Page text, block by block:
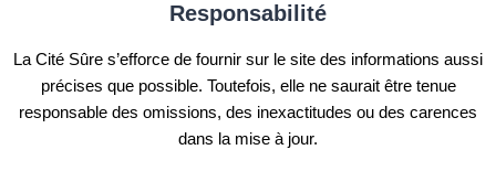
Responsabilité
La Cité Sûre s’efforce de fournir sur le site des informations aussi
précises que possible. Toutefois, elle ne saurait être tenue
responsable des omissions, des inexactitudes ou des carences
dans la mise à jour.